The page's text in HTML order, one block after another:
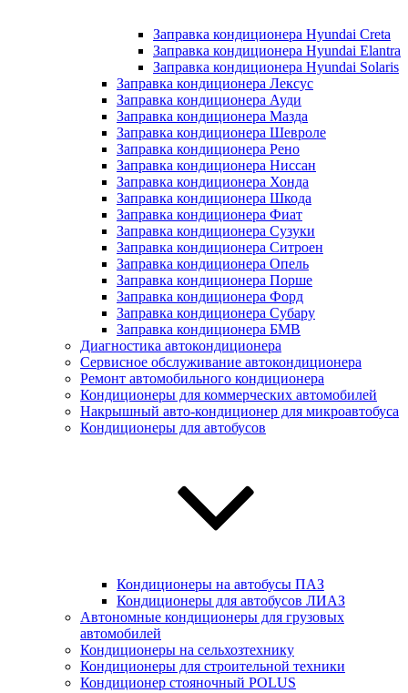
Заправка кондиционера Hyundai Creta
Заправка кондиционера Hyundai Elantra
Заправка кондиционера Hyundai Solaris
Заправка кондиционера Лексус
Заправка кондиционера Ауди
Заправка кондиционера Мазда
Заправка кондиционера Шевроле
Заправка кондиционера Рено
Заправка кондиционера Ниссан
Заправка кондиционера Хонда
Заправка кондиционера Шкода
Заправка кондиционера Фиат
Заправка кондиционера Сузуки
Заправка кондиционера Ситроен
Заправка кондиционера Опель
Заправка кондиционера Порше
Заправка кондиционера Форд
Заправка кондиционера Субару
Заправка кондиционера БМВ
Диагностика автокондиционера
Сервисное обслуживание автокондиционера
Ремонт автомобильного кондиционера
Кондиционеры для коммерческих автомобилей
Накрышный авто-кондиционер для микроавтобуса
Кондиционеры для автобусов
Кондиционеры на автобусы ПАЗ
Кондиционеры для автобусов ЛИАЗ
Автономные кондиционеры для грузовых
автомобилей
Кондиционеры на сельхозтехнику
Кондиционеры для строительной техники
Кондиционер стояночный POLUS